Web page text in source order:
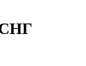
СНГ